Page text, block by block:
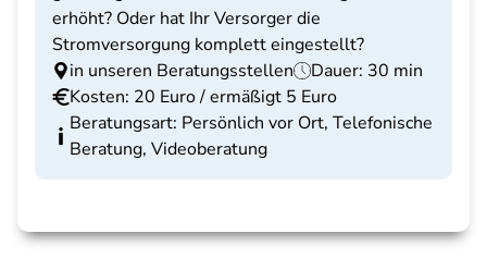
erhöht? Oder hat Ihr Versorger die
Stromversorgung komplett eingestellt?
in unseren Beratungsstellen
Dauer: 30 min
Kosten: 20 Euro / ermäßigt 5 Euro
Beratungsart: Persönlich vor Ort, Telefonische
Beratung, Videoberatung